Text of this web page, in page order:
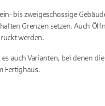
bis zweigeschossige
Grenzen setzen. Auch
werden.
auch Varianten, bei denen
Fertighaus.